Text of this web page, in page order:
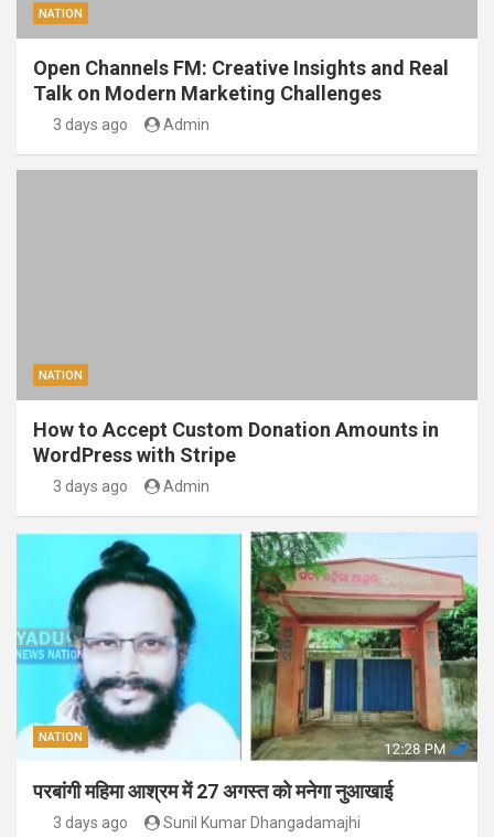
NATION
Open Channels FM: Creative Insights and Real
Talk on Modern Marketing Challenges
3 days ago Admin
NATION
How to Accept Custom Donation Amounts in
WordPress with Stripe
3 days ago Admin
NATION
परबांगी महिमा आश्रम में 27 अगस्त को मनेगा नुआखाई
3 days ago Sunil Kumar Dhangadamajhi